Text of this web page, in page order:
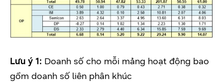
Lưu ý 1: Doanh số cho mỗi mảng hoạt động bao
gồm doanh số liên phân khúc